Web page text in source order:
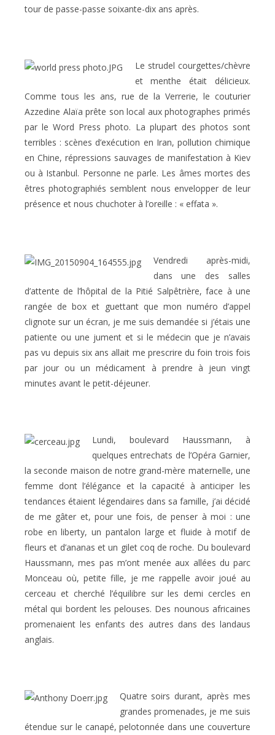
tour de passe-passe soixante-dix ans après.
Le strudel courgettes/chèvre
et menthe était délicieux.
Comme tous les ans, rue de la Verrerie, le couturier
Azzedine Alaïa prête son local aux photographes primés
par le Word Press photo. La plupart des photos sont
terribles : scènes d’exécution en Iran, pollution chimique
en Chine, répressions sauvages de manifestation à Kiev
ou à Istanbul. Personne ne parle. Les âmes mortes des
êtres photographiés semblent nous envelopper de leur
présence et nous chuchoter à l’oreille : « effata ».
Vendredi après-midi,
dans une des salles
d’attente de l’hôpital de la Pitié Salpêtrière, face à une
rangée de box et guettant que mon numéro d’appel
clignote sur un écran, je me suis demandée si j’étais une
patiente ou une jument et si le médecin que je n’avais
pas vu depuis six ans allait me prescrire du foin trois fois
par jour ou un médicament à prendre à jeun vingt
minutes avant le petit-déjeuner.
Lundi, boulevard Haussmann, à
quelques entrechats de l’Opéra Garnier,
la seconde maison de notre grand-mère maternelle, une
femme dont l’élégance et la capacité à anticiper les
tendances étaient légendaires dans sa famille, j’ai décidé
de me gâter et, pour une fois, de penser à moi : une
robe en liberty, un pantalon large et fluide à motif de
fleurs et d’ananas et un gilet coq de roche. Du boulevard
Haussmann, mes pas m’ont menée aux allées du parc
Monceau où, petite fille, je me rappelle avoir joué au
cerceau et cherché l’équilibre sur les demi cercles en
métal qui bordent les pelouses. Des nounous africaines
promenaient les enfants des autres dans des landaus
anglais.
Quatre soirs durant, après mes
grandes promenades, je me suis
étendue sur le canapé, pelotonnée dans une couverture